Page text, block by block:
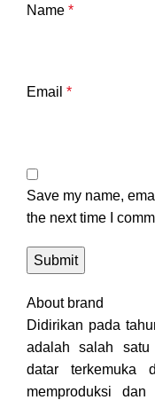
Name *
Email *
Save my name,
the next time I
About brand
Didirikan pada
adalah salah satu
datar terkemuka
memproduksi dan